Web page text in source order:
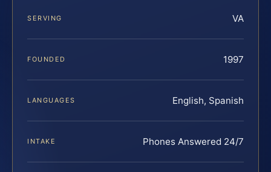
SERVING VA
FOUNDED 1997
LANGUAGES English, Spanish
INTAKE Phones Answered 24/7